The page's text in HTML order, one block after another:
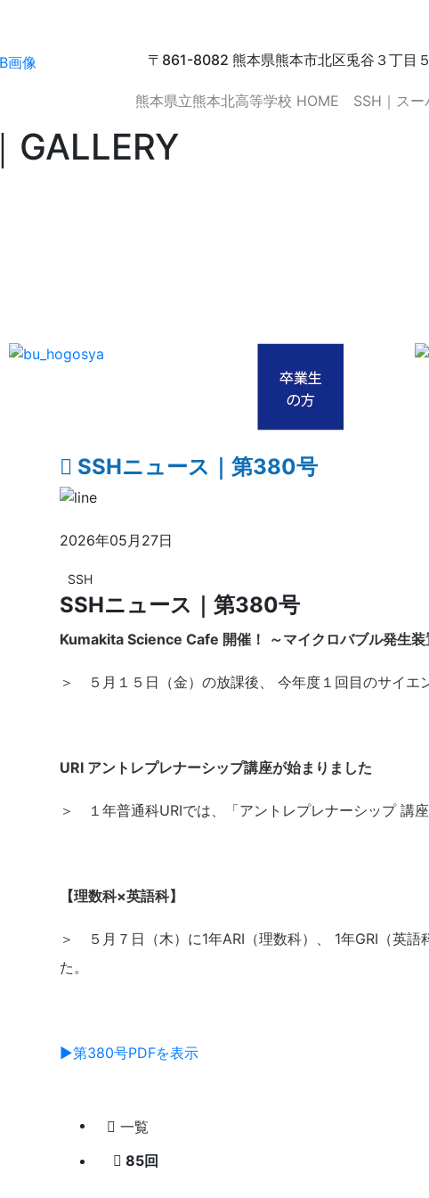
〒861-8082 熊本県熊本市北区兎谷３丁目
熊本県立熊本北高等学校 HOME SSH｜ス
｜GALLERY
SSHニュース｜第380号
2026年05月27日
SSH
SSHニュース｜第380号
Kumakita Science Cafe 開催！ ～マイクロバブル発生
＞ ５月１５日（金）の放課後、 今年度１回目のサイエ
URⅠ アントレプレナーシップ講座が始まりました
＞ １年普通科URⅠでは、「アントレプレナーシップ 講
【理数科×英語科】
＞ ５月７日（木）に1年ARⅠ（理数科）、 1年GRⅠ（英
た。
▶第380号PDFを表示
一覧
85回